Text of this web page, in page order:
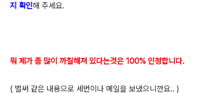
지 확인해 주세요.
뭐 제가 좀 많이 까칠해져 있다는것은 100% 인정합니다.
( 벌써 같은 내용으로 세번이나 메일을 보냈으니깐요.. )